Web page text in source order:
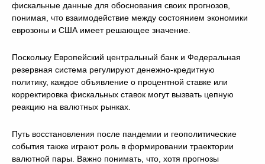
фискальные данные для обоснования своих прогнозов,
понимая, что взаимодействие между состоянием экономики
еврозоны и США имеет решающее значение.
Поскольку Европейский центральный банк и Федеральная
резервная система регулируют денежно-кредитную
политику, каждое объявление о процентной ставке или
корректировка фискальных ставок могут вызвать цепную
реакцию на валютных рынках.
Путь восстановления после пандемии и геополитические
события также играют роль в формировании траектории
валютной пары. Важно понимать, что, хотя прогнозы